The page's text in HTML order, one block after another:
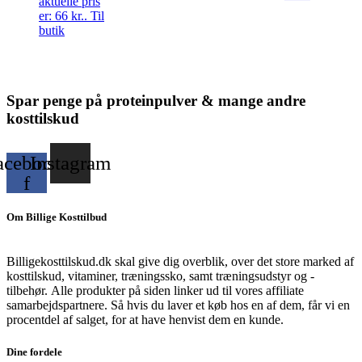
er: 66 kr.. Til
butik
Spar penge på proteinpulver & mange andre
kosttilskud
f
Instagram
Om Billige Kosttilbud
Billigekosttilskud.dk skal give dig overblik, over det store marked af
kosttilskud, vitaminer, træningssko, samt træningsudstyr og -
tilbehør. Alle produkter på siden linker ud til vores affiliate
samarbejdspartnere. Så hvis du laver et køb hos en af dem, får vi en
procentdel af salget, for at have henvist dem en kunde.
Dine fordele